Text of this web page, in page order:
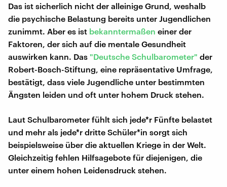
Das ist sicherlich nicht der alleinige Grund, weshalb
die psychische Belastung bereits unter Jugendlichen
zunimmt. Aber es ist bekanntermaßen einer der
Faktoren, der sich auf die mentale Gesundheit
auswirken kann. Das "Deutsche Schulbarometer" der
Robert-Bosch-Stiftung, eine repräsentative Umfrage,
bestätigt, dass viele Jugendliche unter bestimmten
Ängsten leiden und oft unter hohem Druck stehen.
Laut Schulbarometer fühlt sich jede*r Fünfte belastet
und mehr als jede*r dritte Schüler*in sorgt sich
beispielsweise über die aktuellen Kriege in der Welt.
Gleichzeitig fehlen Hilfsagebote für diejenigen, die
unter einem hohen Leidensdruck stehen.